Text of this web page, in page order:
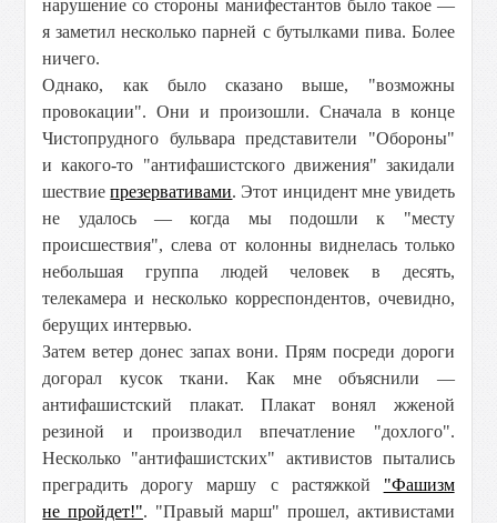
нарушение со стороны манифестантов было такое —
я заметил несколько парней с бутылками пива. Более
ничего.
Однако, как было сказано выше, "возможны
провокации". Они и произошли. Сначала в конце
Чистопрудного бульвара представители "Обороны"
и какого-то "антифашистского движения" закидали
шествиепрезервативами. Этот инцидент мне увидеть
не удалось — когда мы подошли к "месту
происшествия", слева от колонны виднелась только
небольшая группа людей человек в десять,
телекамера и несколько корреспондентов, очевидно,
берущих интервью.
Затем ветер донес запах вони. Прям посреди дороги
догорал кусок ткани. Как мне объяснили —
антифашистский плакат. Плакат вонял жженой
резиной и производил впечатление "дохлого".
Несколько "антифашистских" активистов пытались
преградить дорогу маршу с растяжкой "Фашизм
не пройдет!". "Правый марш" прошел, активистами